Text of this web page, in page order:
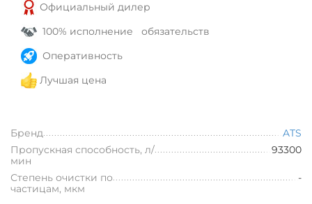
Официальный дилер
100% исполнение обязательств
Оперативность
Лучшая цена
Бренд
ATS
Пропускная способность, л/
мин
93300
Степень очистки по
частицам, мкм
-